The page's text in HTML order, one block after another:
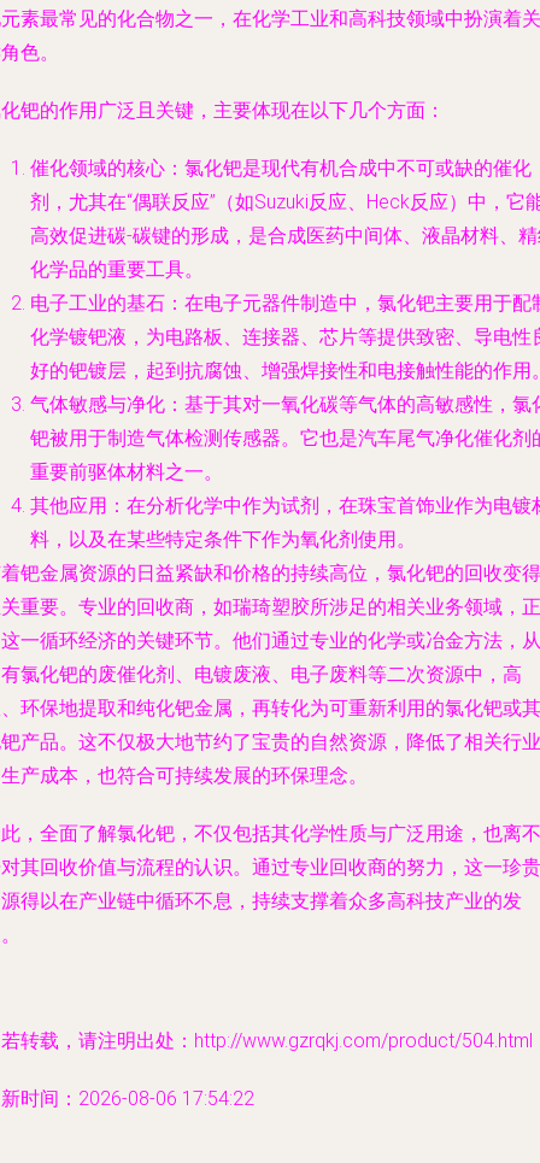
素最常见的化合物之一，在化学工业和高科技领域中扮演着关
色。
钯的作用广泛且关键，主要体现在以下几个方面：
催化领域的核心 ：氯化钯是现代有机合成中不可或缺的催化
剂，尤其在“偶联反应”（如Suzuki反应、Heck反应）中，它
高效促进碳-碳键的形成，是合成医药中间体、液晶材料、
化学品的重要工具。
电子工业的基石 ：在电子元器件制造中，氯化钯主要用于配
化学镀钯液，为电路板、连接器、芯片等提供致密、导电性
好的钯镀层，起到抗腐蚀、增强焊接性和电接触性能的作用
气体敏感与净化 ：基于其对一氧化碳等气体的高敏感性，氯
钯被用于制造气体检测传感器。它也是汽车尾气净化催化剂
重要前驱体材料之一。
其他应用 ：在分析化学中作为试剂，在珠宝首饰业作为电镀
料，以及在某些特定条件下作为氧化剂使用。
钯金属资源的日益紧缺和价格的持续高位， 氯化钯的回收变得
重要。专业的回收商，如瑞琦塑胶所涉足的相关业务领域，正
一循环经济的关键环节。他们通过专业的化学或冶金方法，从
氯化钯的废催化剂、电镀废液、电子废料等二次资源中，高
环保地提取和纯化钯金属，再转化为可重新利用的氯化钯或其
产品。这不仅极大地节约了宝贵的自然资源，降低了相关行业
产成本，也符合可持续发展的环保理念。
，全面了解氯化钯，不仅包括其化学性质与广泛用途，也离不
其回收价值与流程的认识。通过专业回收商的努力，这一珍贵
得以在产业链中循环不息，持续支撑着众多高科技产业的发
转载，请注明出处：http://www.gzrqkj.com/product/504.html
时间：2026-08-06 17:54:22